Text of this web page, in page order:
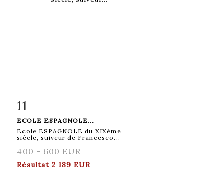
Fiche détaillée
11
ECOLE ESPAGNOLE...
Ecole ESPAGNOLE du XIXème
siècle, suiveur de Francesco...
400 - 600 EUR
Résultat 2 189 EUR